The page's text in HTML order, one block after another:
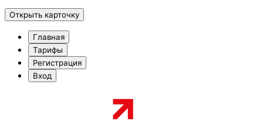
Открыть карточку
Главная
Тарифы
Регистрация
Вход